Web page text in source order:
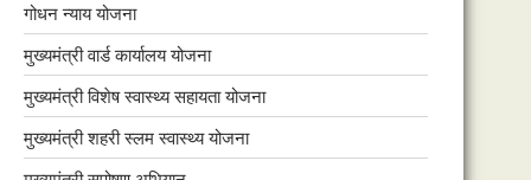
गोधन न्याय योजना
मुख्यमंत्री वार्ड कार्यालय योजना
मुख्यमंत्री विशेष स्वास्थ्य सहायता योजना
मुख्यमंत्री शहरी स्लम स्वास्थ्य योजना